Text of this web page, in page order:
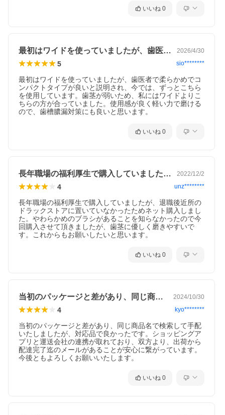
いいね 0
最初はワイドを使っていましたが、歯医者… 2026/4/30
5 sio********
最初はワイドを使っていましたが、歯医者で柔らかめでコ
ンパクトタイプが良いと説明され、今では、ずっとこちら
を使用しています。歯茎が弱いため、私にはワイドよりこ
ちらの方が合っていました。使用感が良く軽い力で磨ける
いいね 0
長年職場の福利厚生で購入していましたが… 2022/12/2
4 unz********
長年職場の福利厚生で購入していましたが、退職後近所の
ドラックストアに置いていなかったためネット購入しまし
た。やわらかめのブラシがあることを知らなかったので今
回購入させて頂きましたが、歯茎に優しく磨きやすいで
す。これからもお願いしたいと思います。
いいね 0
当初のパッケージと差があり、同じ商品名… 2024/10/30
4 kyo********
当初のパッケージと差があり、同じ商品名で検索して手配
いたしましたが、対応品で良かったです。ショッピングア
プリと運送会社の連携が取れており、双方より、出荷から
配達完了迄のメールがあることが安心に繋がっています。
今後ともよろしくお願いいたします。
いいね 0